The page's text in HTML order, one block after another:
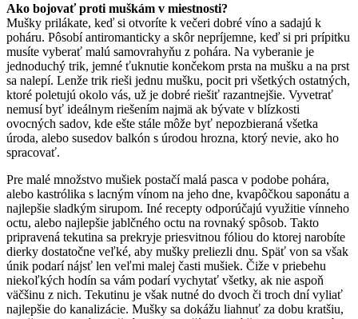
Ako bojovať proti muškám v miestnosti?
Mušky prilákate, keď si otvoríte k večeri dobré víno a sadajú k
poháru. Pôsobí antiromanticky a skôr nepríjemne, keď si pri prípitku
musíte vyberať malú samovrahyňu z pohára. Na vyberanie je
jednoduchý trik, jemné ťuknutie končekom prsta na mušku a na prst
sa nalepí. Lenže trik rieši jednu mušku, pocit pri všetkých ostatných,
ktoré poletujú okolo vás, už je dobré riešiť razantnejšie. Vyvetrať
nemusí byť ideálnym riešením najmä ak bývate v blízkosti
ovocných sadov, kde ešte stále môže byť nepozbieraná všetka
úroda, alebo susedov balkón s úrodou hrozna, ktorý nevie, ako ho
spracovať.
Pre malé množstvo mušiek postačí malá pasca v podobe pohára,
alebo kastrólika s lacným vínom na jeho dne, kvapôčkou saponátu a
najlepšie sladkým sirupom. Iné recepty odporúčajú využitie vínneho
octu, alebo najlepšie jablčného octu na rovnaký spôsob. Takto
pripravená tekutina sa prekryje priesvitnou fóliou do ktorej narobíte
dierky dostatočne veľké, aby mušky preliezli dnu. Späť von sa však
únik podarí nájsť len veľmi malej časti mušiek. Čiže v priebehu
niekoľkých hodín sa vám podarí vychytať všetky, ak nie aspoň
väčšinu z nich. Tekutinu je však nutné do dvoch či troch dní vyliať
najlepšie do kanalizácie. Mušky sa dokážu liahnuť za dobu kratšiu,